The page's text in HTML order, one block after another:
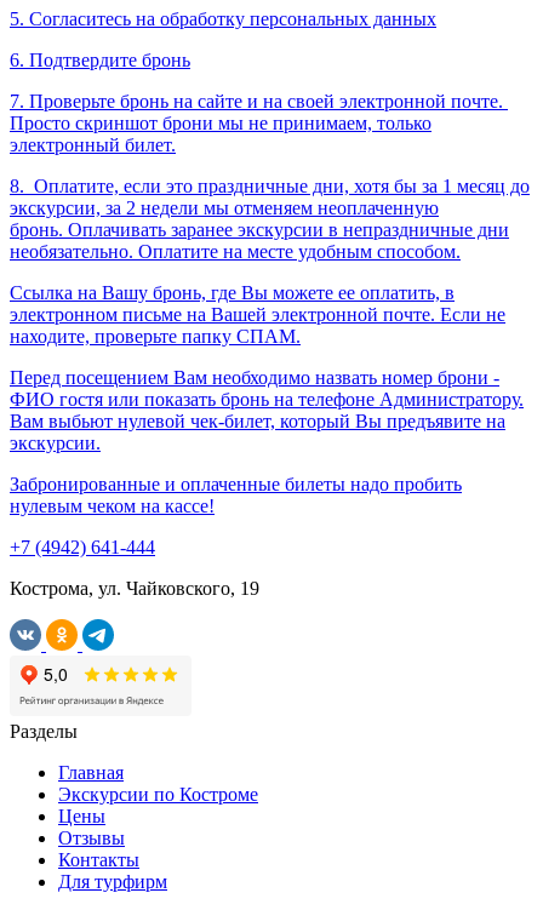
5. Согласитесь на обработку персональных данных
6. Подтвердите бронь
7. Проверьте бронь на сайте и на своей электронной почте.
Просто скриншот брони мы не принимаем, только
электронный билет.
8. Оплатите, если это праздничные дни, хотя бы за 1 месяц до
экскурсии, за 2 недели мы отменяем неоплаченную
бронь. Оплачивать заранее экскурсии в непраздничные дни
необязательно. Оплатите на месте удобным способом.
Ссылка на Вашу бронь, где Вы можете ее оплатить, в
электронном письме на Вашей электронной почте. Если не
находите, проверьте папку СПАМ.
Перед посещением Вам необходимо назвать номер брони -
ФИО гостя или показать бронь на телефоне Администратору.
Вам выбьют нулевой чек-билет, который Вы предъявите на
экскурсии.
Забронированные и оплаченные билеты надо пробить
нулевым чеком на кассе!
+7 (4942) 641-444
Кострома, ул. Чайковского, 19
Разделы
Главная
Экскурсии по Костроме
Цены
Отзывы
Контакты
Для турфирм